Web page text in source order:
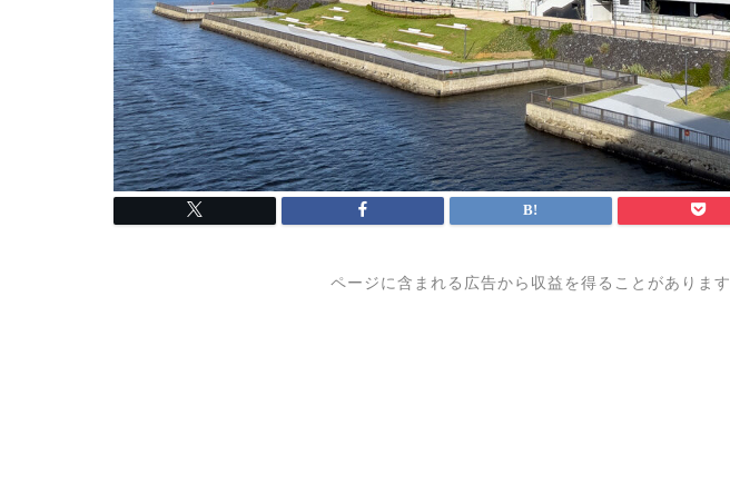
ページに含まれる広告から収益を得ることがあります